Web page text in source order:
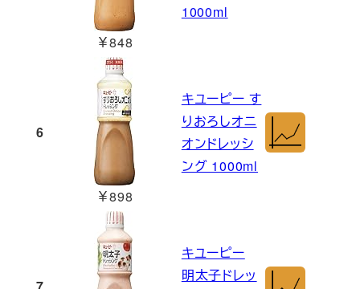
￥848
1000ml
6
￥898
キユーピー す
りおろしオニ
オンドレッシ
ング 1000ml
キユーピー
明太子ドレッ